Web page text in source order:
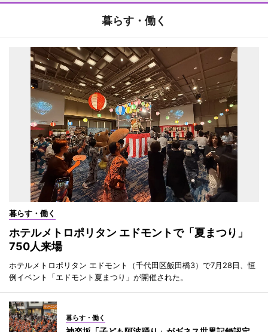
暮らす・働く
暮らす・働く
ホテルメトロポリタン エドモントで「夏まつり」
750人来場
ホテルメトロポリタン エドモント（千代田区飯田橋3）で7月28日、恒
例イベント「エドモント夏まつり」が開催された。
暮らす・働く